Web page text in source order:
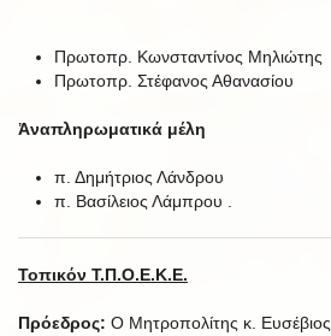
Πρωτοπρ. Κωνσταντίνος Μηλιώτης
Πρωτοπρ. Στέφανος Αθανασίου
Ἀναπληρωματικά μέλη
π. Δημήτριος Λάνδρου
π. Βασίλειος Λάμπρου .
Τοπικόν Τ.Π.Ο.Ε.Κ.Ε.
Πρόεδρος: Ο Μητροπολίτης κ. Ευσέβιος